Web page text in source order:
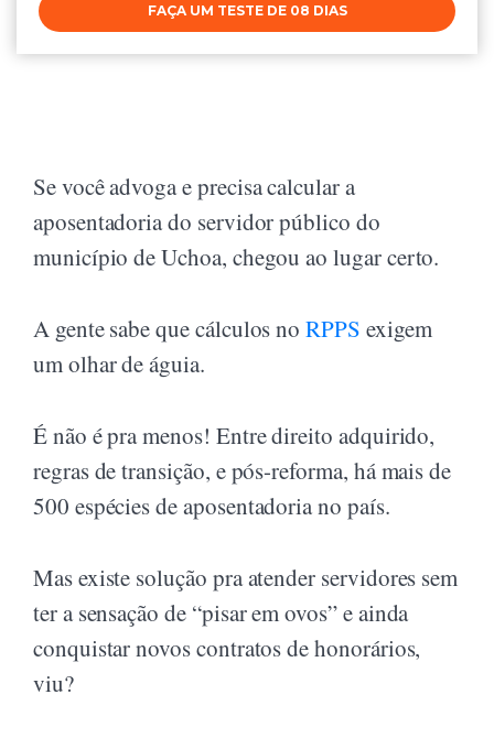
FAÇA UM TESTE DE 08 DIAS
Se você advoga e precisa calcular a
aposentadoria do servidor público do
município de Uchoa, chegou ao lugar certo.
A gente sabe que cálculos noRPPS exigem
um olhar de águia.
É não é pra menos! Entre direito adquirido,
regras de transição, e pós-reforma, há mais de
500 espécies de aposentadoria no país.
Mas existe solução pra atender servidores sem
ter a sensação de “pisar em ovos” e ainda
conquistar novos contratos de honorários,
viu?